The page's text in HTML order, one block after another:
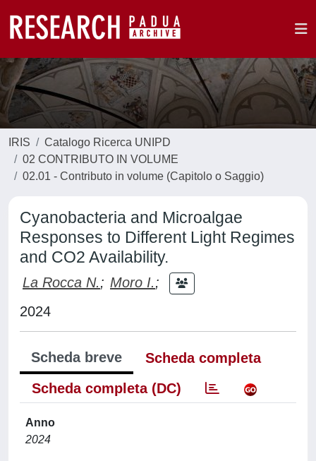
IRIS
Catalogo Ricerca UNIPD
02 CONTRIBUTO IN VOLUME
02.01 - Contributo in volume (Capitolo o Saggio)
Cyanobacteria and Microalgae
Responses to Different Light Regimes
and CO2 Availability.
La Rocca N.; Moro I.;
2024
Scheda breve
Scheda completa
Scheda completa (DC)
Anno
2024